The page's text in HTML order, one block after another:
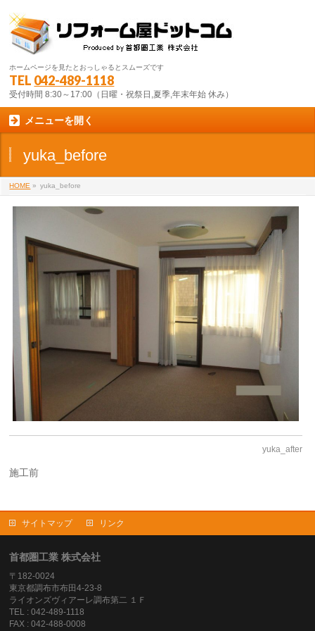
ホームページを見たとおっしゃるとスムーズです
TEL 042-489-1118
受付時間 8:30～17:00（日曜・祝祭日,夏季,年末年始 休み）
メニューを開く
yuka_before
HOME » yuka_before
yuka_after
施工前
サイトマップ リンク
首都圏工業 株式会社
〒182-0024
東京都調布市布田4-23-8
ライオンズヴィアーレ調布第二 １Ｆ
TEL : 042-489-1118
FAX : 042-488-0008